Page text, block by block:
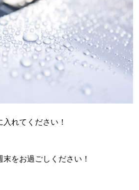
れてください！
をお過ごしください！